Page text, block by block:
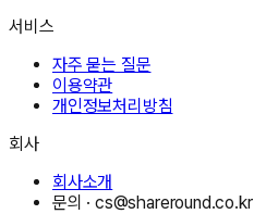
서비스
자주 묻는 질문
이용약관
개인정보처리방침
회사
회사소개
문의 ·cs@shareround.co.kr